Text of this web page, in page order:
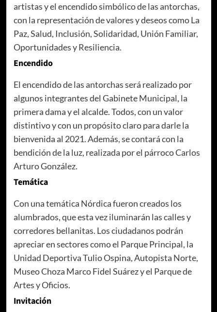
artistas y el encendido simbólico de las antorchas,
con la representación de valores y deseos como La
Paz, Salud, Inclusión, Solidaridad, Unión Familiar,
Oportunidades y Resiliencia.
Encendido
El encendido de las antorchas será realizado por
algunos integrantes del Gabinete Municipal, la
primera dama y el alcalde. Todos, con un valor
distintivo y con un propósito claro para darle la
bienvenida al 2021. Además, se contará con la
bendición de la luz, realizada por el párroco Carlos
Arturo González.
Temática
Con una temática Nórdica fueron creados los
alumbrados, que esta vez iluminarán las calles y
corredores bellanitas. Los ciudadanos podrán
apreciar en sectores como el Parque Principal, la
Unidad Deportiva Tulio Ospina, Autopista Norte,
Museo Choza Marco Fidel Suárez y el Parque de
Artes y Oficios.
Invitación